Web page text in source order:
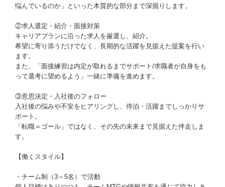
悩んでいるのか」といった本質的な部分まで深掘りします。
②求人選定・紹介・面接対策
キャリアプランに沿った求人を厳選し、紹介。
希望に寄り添うだけでなく、長期的な活躍を見据えた提案を行い
ます。
また、「面接練習は内定が取れるまでサポート/求職者が自身をも
って選考に望めるよう」一緒に準備を進めます。
③意思決定・入社後のフォロー
入社後の悩みや不安をヒアリングし、停泊・活躍までしっかりサ
ポート。
「転職＝ゴール」ではなく、その先の未来まで見据えた伴走しま
す。
【働くスタイル】
・チーム制（3～5名）で活動